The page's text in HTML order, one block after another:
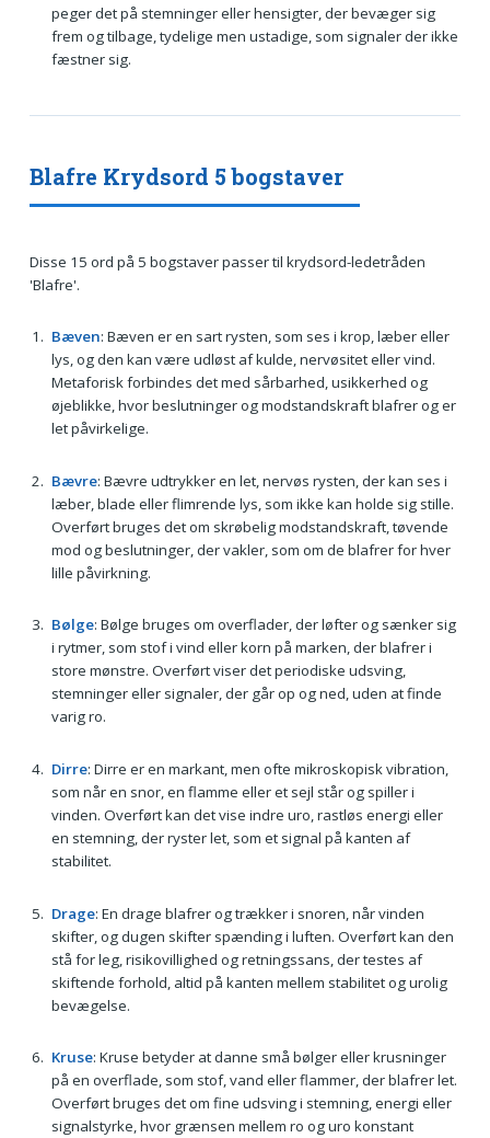
peger det på stemninger eller hensigter, der bevæger sig
frem og tilbage, tydelige men ustadige, som signaler der ikke
fæstner sig.
Blafre Krydsord 5 bogstaver
Disse 15 ord på 5 bogstaver passer til krydsord-ledetråden
'Blafre'.
Bæven: Bæven er en sart rysten, som ses i krop, læber eller
lys, og den kan være udløst af kulde, nervøsitet eller vind.
Metaforisk forbindes det med sårbarhed, usikkerhed og
øjeblikke, hvor beslutninger og modstandskraft blafrer og er
let påvirkelige.
Bævre: Bævre udtrykker en let, nervøs rysten, der kan ses i
læber, blade eller flimrende lys, som ikke kan holde sig stille.
Overført bruges det om skrøbelig modstandskraft, tøvende
mod og beslutninger, der vakler, som om de blafrer for hver
lille påvirkning.
Bølge: Bølge bruges om overflader, der løfter og sænker sig
i rytmer, som stof i vind eller korn på marken, der blafrer i
store mønstre. Overført viser det periodiske udsving,
stemninger eller signaler, der går op og ned, uden at finde
varig ro.
Dirre: Dirre er en markant, men ofte mikroskopisk vibration,
som når en snor, en flamme eller et sejl står og spiller i
vinden. Overført kan det vise indre uro, rastløs energi eller
en stemning, der ryster let, som et signal på kanten af
stabilitet.
Drage: En drage blafrer og trækker i snoren, når vinden
skifter, og dugen skifter spænding i luften. Overført kan den
stå for leg, risikovillighed og retningssans, der testes af
skiftende forhold, altid på kanten mellem stabilitet og urolig
bevægelse.
Kruse: Kruse betyder at danne små bølger eller krusninger
på en overflade, som stof, vand eller flammer, der blafrer let.
Overført bruges det om fine udsving i stemning, energi eller
signalstyrke, hvor grænsen mellem ro og uro konstant